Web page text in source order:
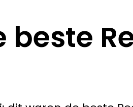
beste